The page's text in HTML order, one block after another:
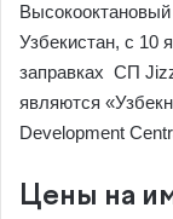
Узбекистан, с 10
заправках СП
являются
Development
Цены на